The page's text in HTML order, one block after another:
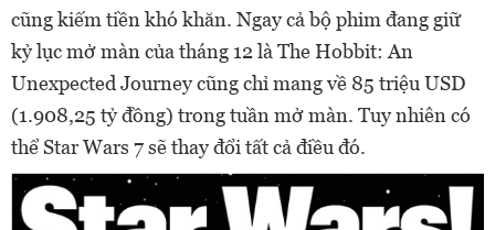
cũng kiếm tiền khó khăn. Ngay cả bộ phim đang giữ
kỷ lục mở màn của tháng 12 là The Hobbit: An
Unexpected Journey cũng chỉ mang về 85 triệu USD
(1.908,25 tỷ đồng) trong tuần mở màn. Tuy nhiên có
thể Star Wars 7 sẽ thay đổi tất cả điều đó.